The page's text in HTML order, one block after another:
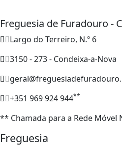
Freguesia de Furadouro -
Largo do Terreiro, N.º 6
3150 - 273 - Condeixa-a-Nova
+351 969 924 944**
** Chamada para a Rede Móvel
Freguesia